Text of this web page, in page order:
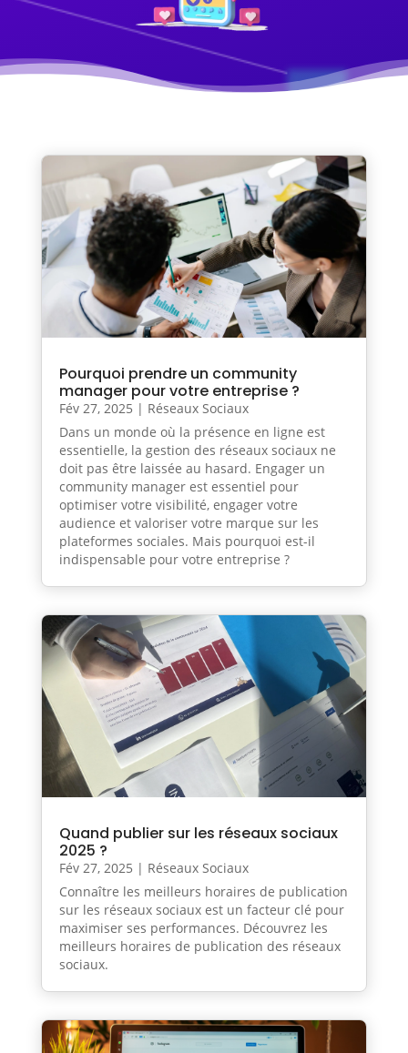
Pourquoi prendre un community
manager pour votre entreprise ?
Fév 27, 2025 | Réseaux Sociaux
Dans un monde où la présence en ligne est
essentielle, la gestion des réseaux sociaux ne
doit pas être laissée au hasard. Engager un
community manager est essentiel pour
optimiser votre visibilité, engager votre
audience et valoriser votre marque sur les
plateformes sociales. Mais pourquoi est-il
indispensable pour votre entreprise ?
Quand publier sur les réseaux sociaux
2025 ?
Fév 27, 2025 | Réseaux Sociaux
Connaître les meilleurs horaires de publication
sur les réseaux sociaux est un facteur clé pour
maximiser ses performances. Découvrez les
meilleurs horaires de publication des réseaux
sociaux.